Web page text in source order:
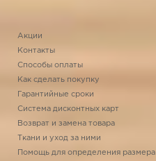
Акции
Контакты
Способы оплаты
Как сделать покупку
Гарантийные сроки
Система дисконтных карт
Возврат и замена товара
Ткани и уход за ними
Помощь для определения размера